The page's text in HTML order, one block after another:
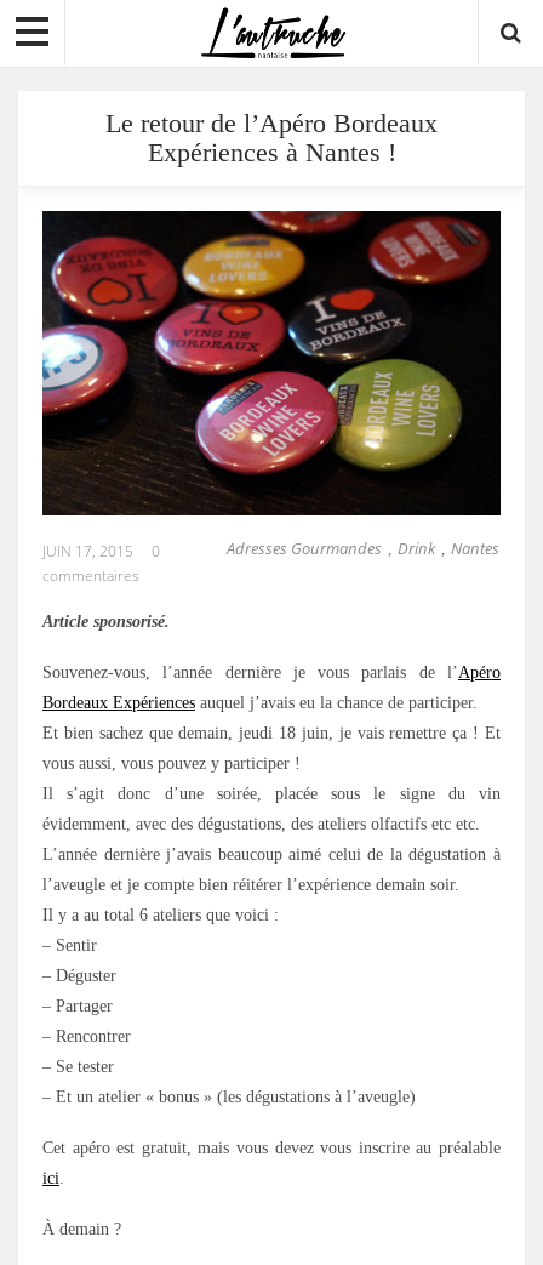
Le retour de l’Apéro Bordeaux
Expériences à Nantes !
Adresses Gourmandes , Drink , Nantes
JUIN 17, 2015
0
commentaires
Article sponsorisé.
Souvenez-vous, l’année dernière je vous parlais de l’Apéro
Bordeaux Expériences auquel j’avais eu la chance de participer.
Et bien sachez que demain, jeudi 18 juin, je vais remettre ça ! Et
vous aussi, vous pouvez y participer !
Il s’agit donc d’une soirée, placée sous le signe du vin
évidemment, avec des dégustations, des ateliers olfactifs etc etc.
L’année dernière j’avais beaucoup aimé celui de la dégustation à
l’aveugle et je compte bien réitérer l’expérience demain soir.
Il y a au total 6 ateliers que voici :
– Sentir
– Déguster
– Partager
– Rencontrer
– Se tester
– Et un atelier « bonus » (les dégustations à l’aveugle)
Cet apéro est gratuit, mais vous devez vous inscrire au préalable
ici.
À demain ?